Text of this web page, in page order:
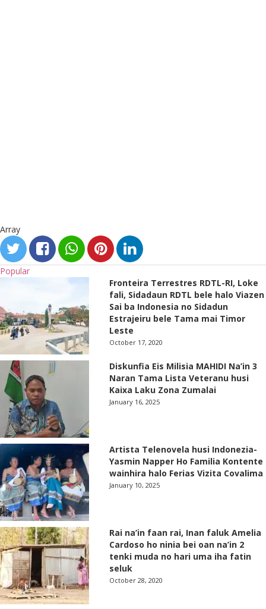
Array
Popular
Fronteira Terrestres RDTL-RI, Loke
fali, Sidadaun RDTL bele halo Viazen
Sai ba Indonesia no Sidadun
Estrajeiru bele Tama mai Timor
Leste
October 17, 2020
Diskunfia Eis Milisia MAHIDI Na’in 3
Naran Tama Lista Veteranu husi
Kaixa Laku Zona Zumalai
January 16, 2025
Artista Telenovela husi Indonezia-
Yasmin Napper Ho Familia Kontente
wainhira halo Ferias Vizita Covalima
January 10, 2025
Rai na’in faan rai, Inan faluk Amelia
Cardoso ho ninia bei oan na’in 2
tenki muda no hari uma iha fatin
seluk
October 28, 2020